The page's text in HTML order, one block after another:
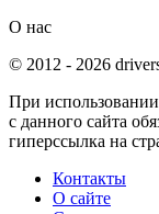
О нас
© 2012 - 2026
При
с данного сайта
гиперссылка на
Контакты
О сайте